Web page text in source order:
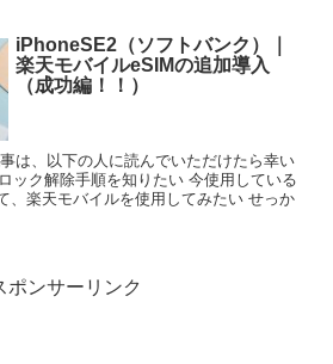
iPhoneSE2（ソフトバンク）｜
楽天モバイルeSIMの追加導入
（成功編！！）
は、以下の人に読んでいただけたら幸い
ック解除手順を知りたい 今使用している
、楽天モバイルを使用してみたい せっか
ポンサーリンク